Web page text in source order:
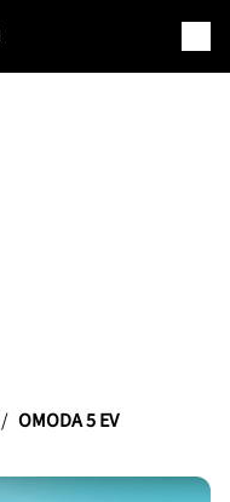
/ OMODA 5 EV